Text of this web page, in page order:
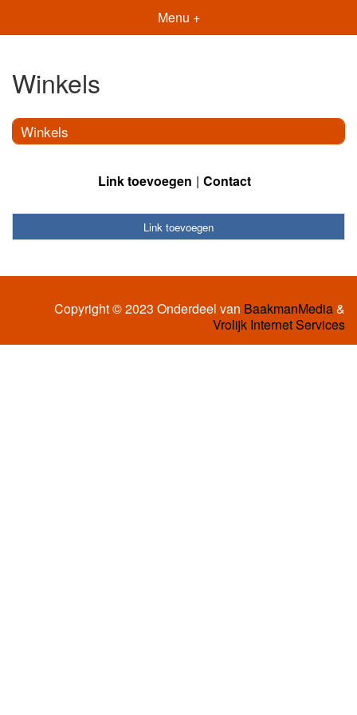
Menu +
Winkels
Winkels
Link toevoegen Contact
Link toevoegen
Copyright © 2023 Onderdeel van BaakmanMedia&
Vrolijk Internet Services